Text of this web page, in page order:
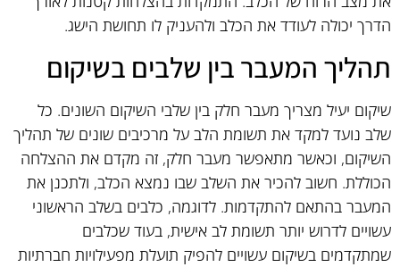
הדרך יכולה לעודד את הכלב ולהעניק לו תחושת הישג.
תהליך המעבר בין שלבים בשיקום
שיקום יעיל מצריך מעבר חלק בין שלבי השיקום השונים. כל
שלב נועד למקד את תשומת הלב על מרכיבים שונים של תהליך
השיקום, וכאשר מתאפשר מעבר חלק, זה מקדם את ההצלחה
הכוללת. חשוב להכיר את השלב שבו נמצא הכלב, ולתכנן את
המעבר בהתאם להתקדמות. לדוגמה, כלבים בשלב הראשוני
עשויים לדרוש יותר תשומת לב אישית, בעוד שכלבים
שמתקדמים בשיקום עשויים להפיק תועלת מפעילויות חברתיות